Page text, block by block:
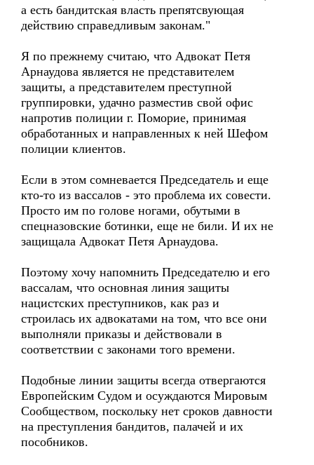
а есть бандитская власть препятсвующая
действию справедливым законам."
Я по прежнему считаю, что Адвокат Петя
Арнаудова является не представителем
защиты, а представителем преступной
группировки, удачно разместив свой офис
напротив полиции г. Поморие, принимая
обработанных и направленных к ней Шефом
полиции клиентов.
Если в этом сомневается Председатель и еще
кто-то из вассалов - это проблема их совести.
Просто им по голове ногами, обутыми в
спецназовские ботинки, еще не били. И их не
защищала Адвокат Петя Арнаудова.
Поэтому хочу напомнить Председателю и его
вассалам, что основная линия защиты
нацистских преступников, как раз и
строилась их адвокатами на том, что все они
выполняли приказы и действовали в
соответствии с законами того времени.
Подобные линии защиты всегда отвергаются
Европейским Судом и осуждаются Мировым
Сообществом, поскольку нет сроков давности
на преступления бандитов, палачей и их
пособников.